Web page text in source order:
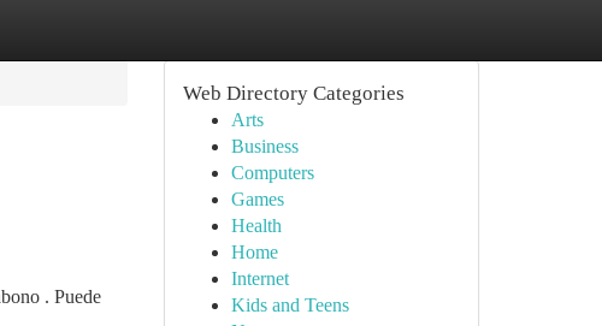
. Puede
Web Directory Categories
Arts
Business
Computers
Games
Health
Home
Internet
Kids and Teens